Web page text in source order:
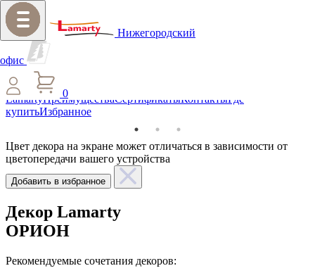
Меню
О компании
LamartyПреимуществаСертификатыКонтактыГде
купитьИзбранное
Цвет декора на экране может отличаться в зависимости от
цветопередачи вашего устройства
Добавить в избранное
Декор Lamarty
ОРИОН
Рекомендуемые сочетания декоров:
Нижегородский
офис
0